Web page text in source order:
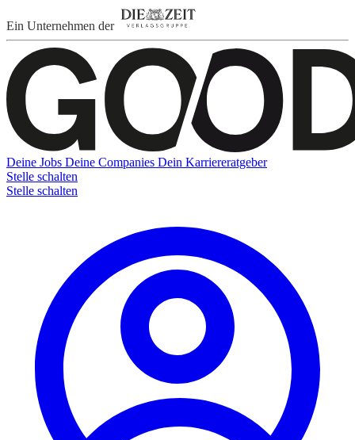
Ein Unternehmen der
Deine Jobs Deine Companies Dein Karriereratgeber
Stelle schalten
Stelle schalten